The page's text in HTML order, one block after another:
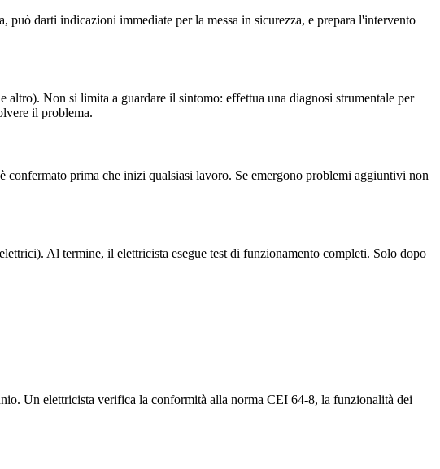
darti indicazioni immediate per la messa in sicurezza, e prepara l'intervento
altro). Non si limita a guardare il sintomo: effettua una diagnosi strumentale per
il problema.
prima che inizi qualsiasi lavoro. Se emergono problemi aggiuntivi non
Al termine, il elettricista esegue test di funzionamento completi. Solo dopo
Un elettricista verifica la conformità alla norma CEI 64-8, la funzionalità dei